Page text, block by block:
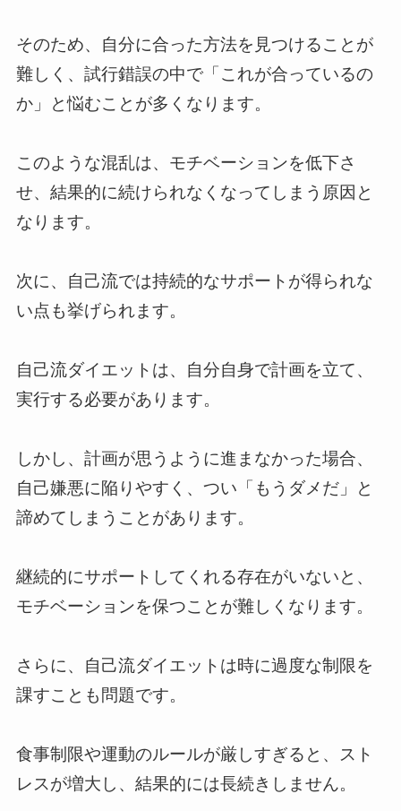
そのため、自分に合った方法を見つけることが
難しく、試行錯誤の中で「これが合っているの
か」と悩むことが多くなります。
このような混乱は、モチベーションを低下さ
せ、結果的に続けられなくなってしまう原因と
なります。
次に、自己流では持続的なサポートが得られな
い点も挙げられます。
自己流ダイエットは、自分自身で計画を立て、
実行する必要があります。
しかし、計画が思うように進まなかった場合、
自己嫌悪に陥りやすく、つい「もうダメだ」と
諦めてしまうことがあります。
継続的にサポートしてくれる存在がいないと、
モチベーションを保つことが難しくなります。
さらに、自己流ダイエットは時に過度な制限を
課すことも問題です。
食事制限や運動のルールが厳しすぎると、スト
レスが増大し、結果的には長続きしません。